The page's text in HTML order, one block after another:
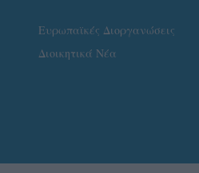
Ευρωπαϊκές Διοργανώσεις
Διοικητικά Νέα